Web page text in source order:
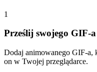
1
Prześlij swojego GIF-a
Dodaj animowanego GIF-a,
on w Twojej przeglądarce.